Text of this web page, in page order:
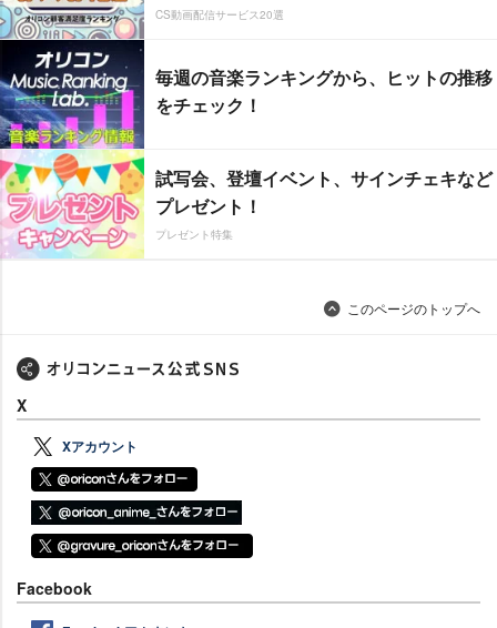
CS動画配信サービス20選
毎週の音楽ランキングから、ヒットの推移
をチェック！
試写会、登壇イベント、サインチェキなど
プレゼント！
プレゼント特集
このページのトップへ
X
Xアカウント
Facebook